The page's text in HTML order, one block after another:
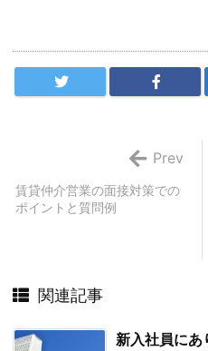
賃貸仲介営業の面接対策での
ポイントと質問例
Prev
関連記事
新入社員に